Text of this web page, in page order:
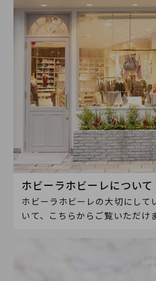
ホビーラホビーレについて
ホビーラホビーレの大切にして
いて、こちらからご覧いただけ